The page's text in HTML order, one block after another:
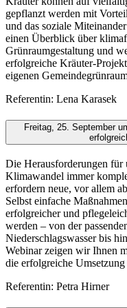
gepflanzt werden mit
und das soziale
einen Überblick über
Grünraumgestaltung und
erfolgreiche Kräuter-
eigenen
Referentin: Lena Karasek
Freitag, 25. September
Die Herausforderungen für
Klimawandel immer
erfordern neue, vor allem
Selbst einfache
erfolgreicher und
werden – von der
Niederschlagswasser bis
Webinar zeigen wir Ihnen
die erfolgreiche
Referentin: Petra Hirner